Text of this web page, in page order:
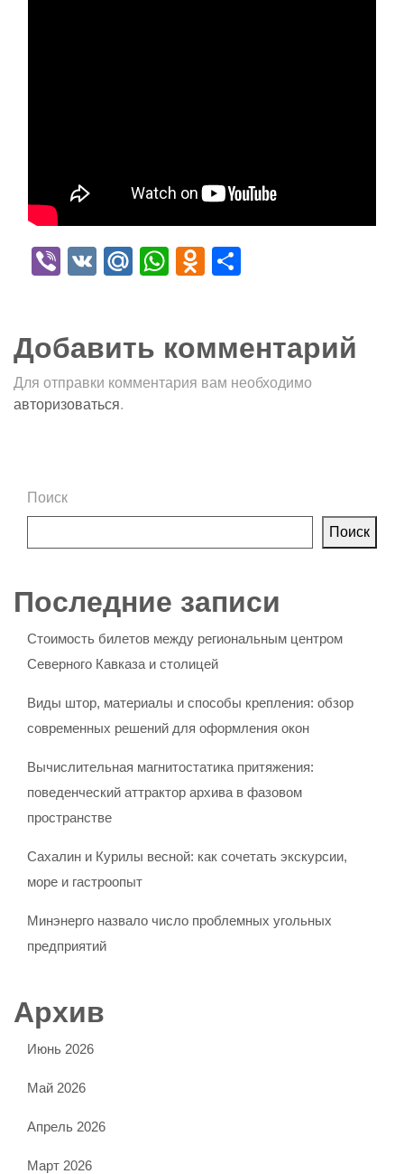
Viber
VK Mail.Ru
WhatsApp
Odnoklassniki
Добавить комментарий
Для отправки комментария вам необходимо
авторизоваться.
Поиск
Поиск
Последние записи
Стоимость билетов между региональным центром
Северного Кавказа и столицей
Виды штор, материалы и способы крепления: обзор
современных решений для оформления окон
Вычислительная магнитостатика притяжения:
поведенческий аттрактор архива в фазовом
пространстве
Сахалин и Курилы весной: как сочетать экскурсии,
море и гастроопыт
Минэнерго назвало число проблемных угольных
предприятий
Архив
Июнь 2026
Май 2026
Апрель 2026
Март 2026